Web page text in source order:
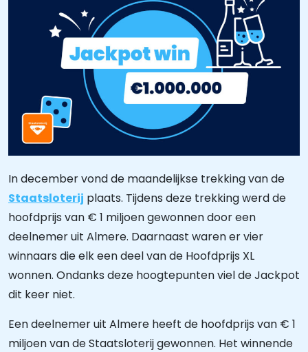
In december vond de maandelijkse trekking van de
Staatsloterij plaats. Tijdens deze trekking werd de
hoofdprijs van € 1 miljoen gewonnen door een
deelnemer uit Almere. Daarnaast waren er vier
winnaars die elk een deel van de Hoofdprijs XL
wonnen. Ondanks deze hoogtepunten viel de Jackpot
dit keer niet.
Een deelnemer uit Almere heeft de hoofdprijs van € 1
miljoen van de Staatsloterij gewonnen. Het winnende